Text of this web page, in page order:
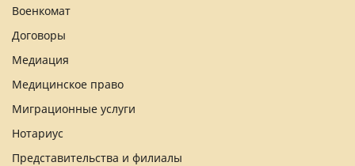
Военкомат
Договоры
Медиация
Медицинское право
Миграционные услуги
Нотариус
Представительства и филиалы